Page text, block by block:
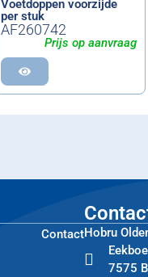
Voetdoppen voorzijde
per stuk
AF260742
Prijs op aanvraag
ContactHobru
7575